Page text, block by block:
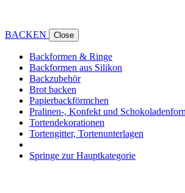
BACKEN Close
Backformen & Ringe
Backformen aus Silikon
Backzubehör
Brot backen
Papierbackförmchen
Pralinen-, Konfekt und
Tortendekorationen
Tortengitter, Tortenunterlagen
Springe zur Hauptkategorie